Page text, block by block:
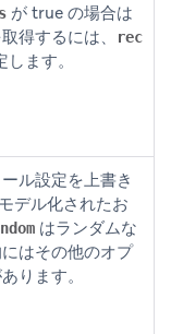
が true の場合は
得するには、
rec
ます。
ル設定を上書き
デル化されたお
はランダムな
はその他のオプ
ります。